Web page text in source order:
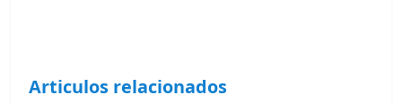
Articulos relacionados